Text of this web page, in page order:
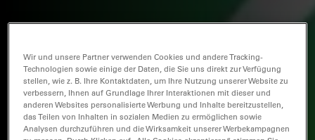
Wir und unsere Partner verwenden Cookies und andere Tracking-
Technologien sowie einige der Daten, die Sie uns direkt zur Verfügung
stellen, wie z. B. Ihre Kontaktdaten, um Ihre Nutzung unserer Website zu
verbessern, Ihnen auf Grundlage Ihrer Interaktionen mit dieser und
anderen Websites personalisierte Werbung und Inhalte bereitzustellen,
das Teilen von Inhalten in sozialen Medien zu ermöglichen sowie
Analysen durchzuführen und die Wirksamkeit unserer Werbekampagnen